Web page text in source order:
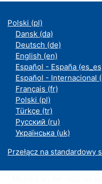
Polski ‎(pl)‎
Dansk ‎(da)‎
Deutsch ‎(de)‎
English ‎(en)‎
Español - España
Español - Internacional
Français ‎(fr)‎
Polski ‎(pl)‎
Türkçe ‎(tr)‎
Русский ‎(ru)‎
Українська ‎(uk)‎
Przełącz na standardowy